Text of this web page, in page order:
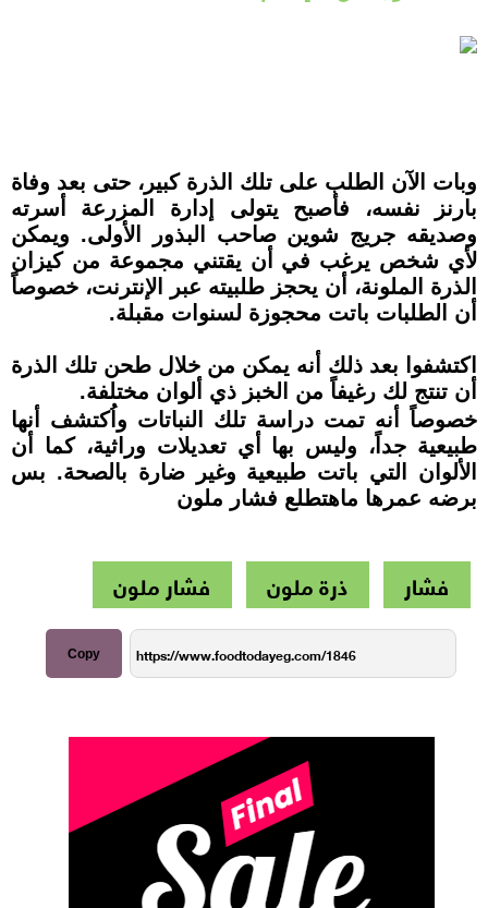
وبات الآن الطلب على تلك الذرة كبير، حتى بعد وفاة
بارنز نفسه، فأصبح يتولى إدارة المزرعة أسرته
وصديقه جريج شوين صاحب البذور الأولى. ويمكن
لأي شخص يرغب في أن يقتني مجموعة من كيزان
الذرة الملونة، أن يحجز طلبيته عبر الإنترنت، خصوصاً
أن الطلبات باتت محجوزة لسنوات مقبلة.
اكتشفوا بعد ذلك أنه يمكن من خلال طحن تلك الذرة
أن تنتج لك رغيفاً من الخبز ذي ألوان مختلفة.
خصوصاً أنه تمت دراسة تلك النباتات واُكتشف أنها
طبيعية جداً، وليس بها أي تعديلات وراثية، كما أن
الألوان التي باتت طبيعية وغير ضارة بالصحة. بس
برضه عمرها ماهتطلع فشار ملون
فشار ذرة ملون فشار ملون
Copy